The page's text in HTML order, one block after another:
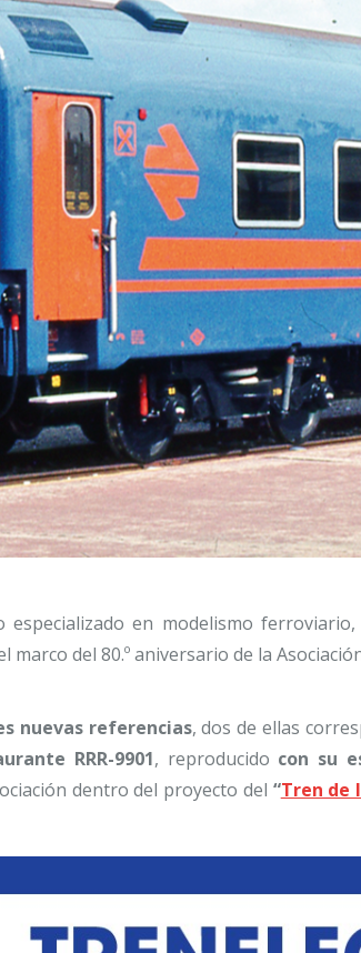
especializado en modelismo
marco del 80.º aniversario de la
nuevas referencias, dos de ellas
RRR-9901, reproducido con su
dentro del proyecto del “Tren de